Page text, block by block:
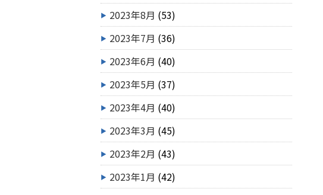
2023年8月 (53)
2023年7月 (36)
2023年6月 (40)
2023年5月 (37)
2023年4月 (40)
2023年3月 (45)
2023年2月 (43)
2023年1月 (42)